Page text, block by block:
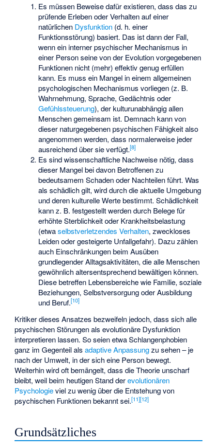
Es müssen Beweise dafür existieren, dass das zu
prüfende Erleben oder Verhalten auf einer
natürlichen Dysfunktion (d. h. einer
Funktionsstörung) basiert. Das ist dann der Fall,
wenn ein interner psychischer Mechanismus in
einer Person seine von der Evolution vorgegebenen
Funktionen nicht (mehr) effektiv genug erfüllen
kann. Es muss ein Mangel in einem allgemeinen
psychologischen Mechanismus vorliegen (z. B.
Wahrnehmung, Sprache, Gedächtnis oder
Gefühlssteuerung), der kulturunabhängig allen
Menschen gemeinsam ist. Demnach kann von
dieser naturgegebenen psychischen Fähigkeit also
angenommen werden, dass normalerweise jeder
ausreichend über sie verfügt.[8]
Es sind wissenschaftliche Nachweise nötig, dass
dieser Mangel bei davon Betroffenen zu
bedeutsamem Schaden oder Nachteilen führt. Was
als schädlich gilt, wird durch die aktuelle Umgebung
und deren kulturelle Werte bestimmt. Schädlichkeit
kann z. B. festgestellt werden durch Belege für
erhöhte Sterblichkeit oder Krankheitsbelastung
(etwaselbstverletzendes Verhalten, zweckloses
Leiden oder gesteigerte Unfallgefahr). Dazu zählen
auch Einschränkungen beim Ausüben
grundlegender Alltagsaktivitäten, die alle Menschen
gewöhnlich altersentsprechend bewältigen können.
Diese betreffen Lebensbereiche wie Familie, soziale
Beziehungen, Selbstversorgung oder Ausbildung
und Beruf.[10]
Kritiker dieses Ansatzes bezweifeln jedoch, dass sich alle
psychischen Störungen als evolutionäre Dysfunktion
interpretieren lassen. So seien etwa Schlangenphobien
ganz im Gegenteil alsadaptive Anpassungzu sehen – je
nach der Umwelt, in der sich eine Person bewegt.
Weiterhin wird oft bemängelt, dass die Theorie unscharf
bleibt, weil beim heutigen Stand derevolutionären
Psychologieviel zu wenig über die Entstehung von
psychischen Funktionen bekannt sei.[11][12]
Grundsätzliches